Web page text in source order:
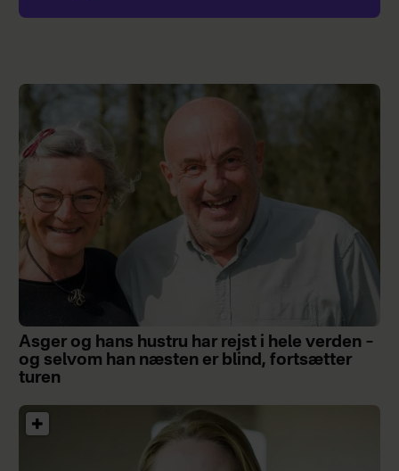
Asger og hans hustru har rejst i hele verden –
og selvom han næsten er blind, fortsætter
turen